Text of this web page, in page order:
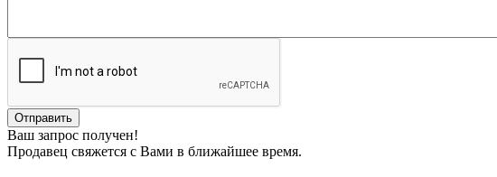
Ваш запрос получен!
Продавец свяжется с Вами в ближайшее время.